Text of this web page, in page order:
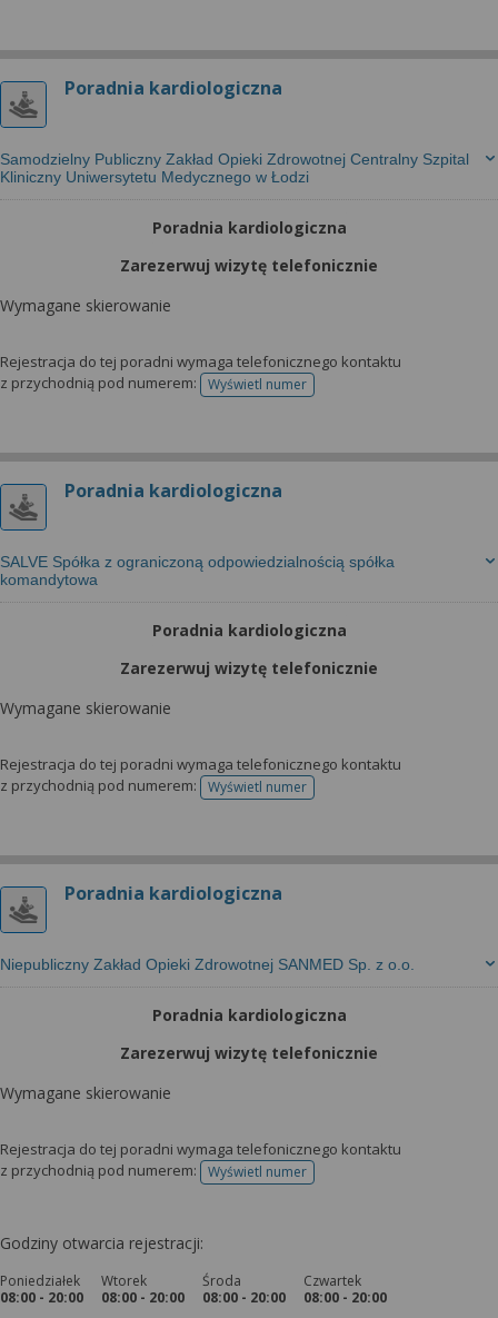
Poradnia kardiologiczna
Samodzielny Publiczny Zakład Opieki Zdrowotnej Centralny Szpital
Kliniczny Uniwersytetu Medycznego w Łodzi
Poradnia kardiologiczna
Zarezerwuj wizytę telefonicznie
Wymagane skierowanie
Rejestracja do tej poradni wymaga telefonicznego kontaktu
z przychodnią pod numerem:
Wyświetl numertelefonu do rejestracji
Poradnia kardiologiczna
SALVE Spółka z ograniczoną odpowiedzialnością spółka
komandytowa
Poradnia kardiologiczna
Zarezerwuj wizytę telefonicznie
Wymagane skierowanie
Rejestracja do tej poradni wymaga telefonicznego kontaktu
z przychodnią pod numerem:
Wyświetl numertelefonu do rejestracji
Poradnia kardiologiczna
Niepubliczny Zakład Opieki Zdrowotnej SANMED Sp. z o.o.
Poradnia kardiologiczna
Zarezerwuj wizytę telefonicznie
Wymagane skierowanie
Rejestracja do tej poradni wymaga telefonicznego kontaktu
z przychodnią pod numerem:
Wyświetl numertelefonu do rejestracji
Godziny otwarcia rejestracji:
Poniedziałek
08:00 - 20:00
Wtorek
08:00 - 20:00
Środa
08:00 - 20:00
Czwartek
08:00 - 20:00